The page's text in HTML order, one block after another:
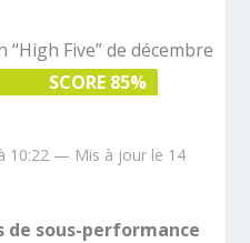
SCORE 85%
SCORE 85%
10:22 — Mis à jour le 14
de sous-performance